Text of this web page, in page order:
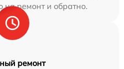
на ремонт и обратно.
ремонт